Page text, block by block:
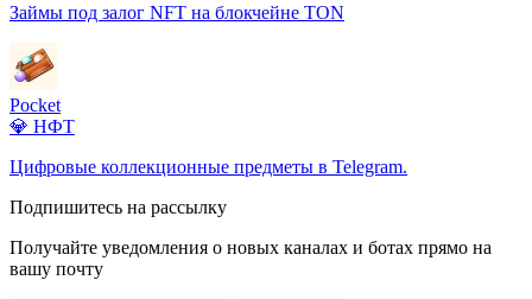
Займы под залог NFT на блокчейне TON
Pocket
💎 НФТ
Цифровые коллекционные предметы в Telegram.
Подпишитесь на рассылку
Получайте уведомления о новых каналах и ботаx прямо на
вашу почту